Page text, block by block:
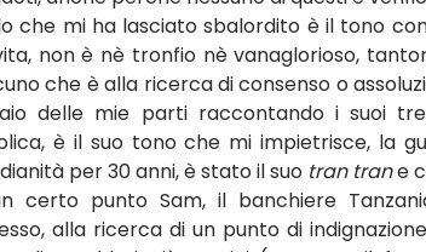
che mi ha lasciato sbalordito è il tono
non è nè tronfio nè vanaglorioso,
che è alla ricerca di consenso o
delle mie parti raccontando i suoi
è il suo tono che mi impietrisce, la
per 30 anni, è stato il suo tran tran e
certo punto Sam, il banchiere
alla ricerca di un punto di